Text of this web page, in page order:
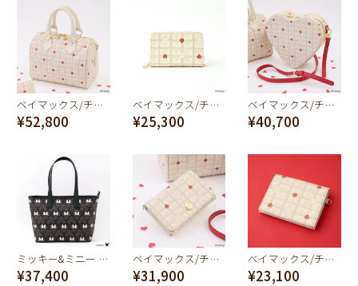
ベイマックス/チョコレート ミニボストンバッグ
¥52,800
ベイマックス/チョコレート コンパクト ウォレット（財布）
¥25,300
ベイマックス/チョコレート ハート クロス ボディバッグ
¥40,700
ミッキー&ミニー クリームサンド ココアクッキー ジップ トートバッグ
¥37,400
ベイマックス/チョコレート ショート ウォレット（財布）
¥31,900
ベイマックス/チョコレート フラップウォレット（財布）
¥23,100